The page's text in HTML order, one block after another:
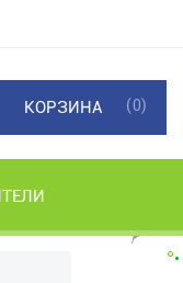
КОРЗИНА (0)